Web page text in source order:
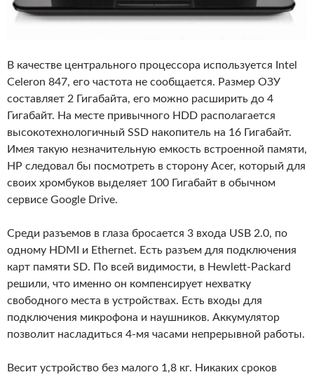
В качестве центрального процессора используется Intel
Celeron 847, его частота не сообщается. Размер ОЗУ
составляет 2 Гигабайта, его можно расширить до 4
Гигабайт. На месте привычного HDD располагается
высокотехнологичный SSD накопитель на 16 Гигабайт.
Имея такую незначительную емкость встроенной памяти,
HP следовал бы посмотреть в сторону Acer, который для
своих хромбуков выделяет 100 Гигабайт в обычном
сервисе Google Drive.
Среди разъемов в глаза бросается 3 входа USB 2.0, по
одному HDMI и Ethernet. Есть разъем для подключения
карт памяти SD. По всей видимости, в Hewlett-Packard
решили, что именно он компенсирует нехватку
свободного места в устройствах. Есть входы для
подключения микрофона и наушников. Аккумулятор
позволит насладиться 4-мя часами непрерывной работы.
Весит устройство без малого 1,8 кг. Никаких сроков